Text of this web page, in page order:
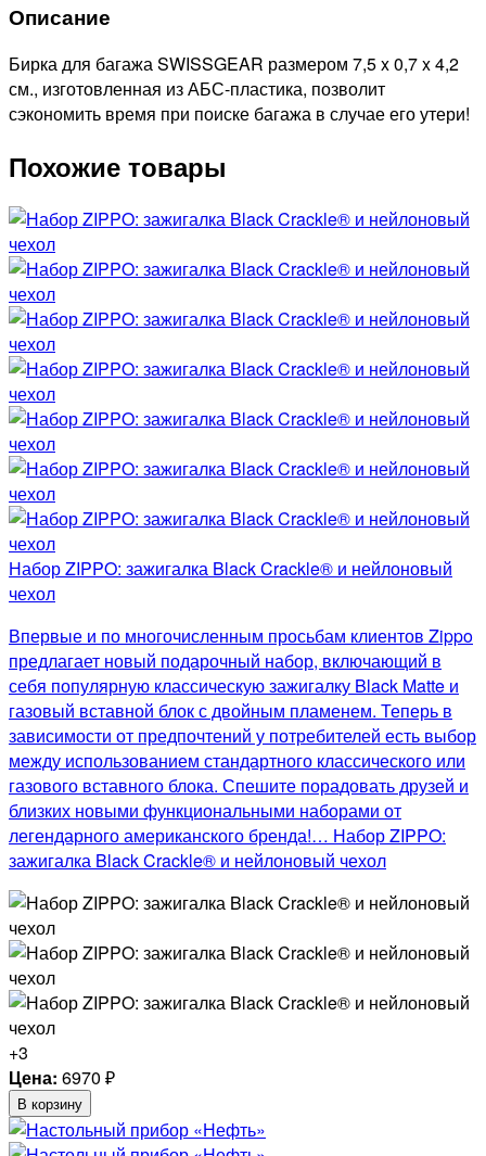
Описание
Бирка для багажа SWISSGEAR размером 7,5 x 0,7 x 4,2
см., изготовленная из АБС-пластика, позволит
сэкономить время при поиске багажа в случае его утери!
Похожие товары
Набор ZIPPO: зажигалка Black Crackle® и нейлоновый
чехол
Впервые и по многочисленным просьбам клиентов Zippo
предлагает новый подарочный набор, включающий в
себя популярную классическую зажигалку Black Matte и
газовый вставной блок с двойным пламенем. Теперь в
зависимости от предпочтений у потребителей есть выбор
между использованием стандартного классического или
газового вставного блока. Спешите порадовать друзей и
близких новыми функциональными наборами от
легендарного американского бренда!… Набор ZIPPO:
зажигалка Black Crackle® и нейлоновый чехол
+3
Цена: 6970 ₽
В корзину